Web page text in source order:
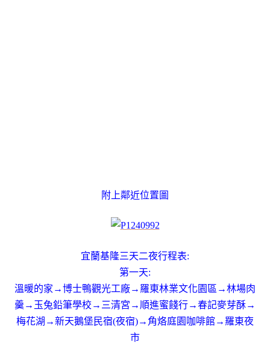
附上鄰近位置圖
宜蘭基隆三天二夜行程表:
第一天:
溫暖的家→博士鴨觀光工廠→羅東林業文化園區→林場肉
羹→玉兔鉛筆學校→三清宮→順進蜜餞行→春記麥芽酥→
梅花湖→新天鵝堡民宿(夜宿)→角烙庭園咖啡館→羅東夜
市